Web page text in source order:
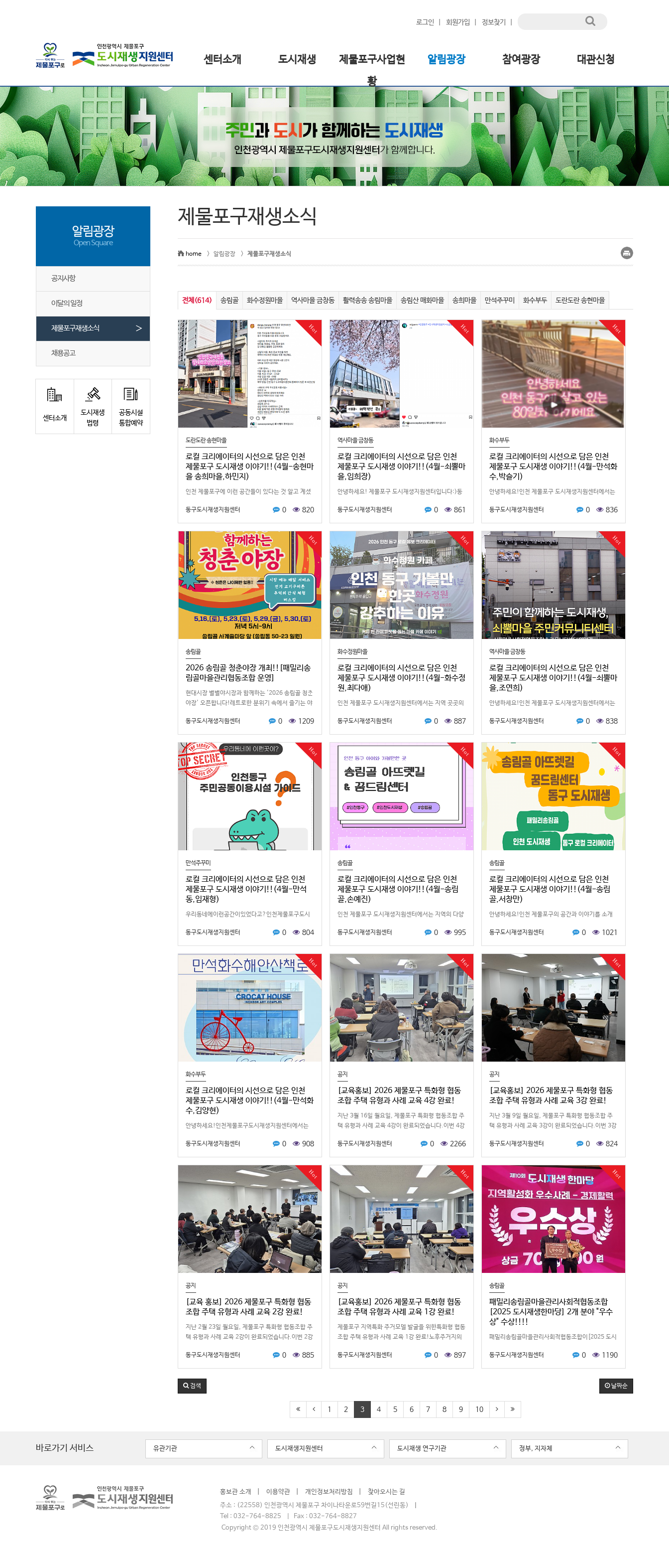
로그인 회원가입 정보찾기
센터소개 도시재생
제물포구사업현
황
알림광장 참여광장 대관신청
제물포구재생소식
home > 알림광장 > 제물포구재생소식
전체(614) 송림골 화수정원마을 역사마을 금창동 활력송송 송림마을 송림산 매화마을 송희마을 만석주꾸미 화수부두 도란도란 송현마을
Hot
도란도란 송현마을
로컬 크리에이터의 시선으로 담은 인천
제물포구 도시재생 이야기!!(4월-송현마
을 송희마을,하민지)
인천 제물포구에 이런 공간들이 있다는 것 알고 계셨
무료로 이용할 수 있는주민공동이용시설 3곳을 방문
하고 직접 소개하는 영상을 제작…
동구도시재생지원센터 0 820
Hot
역사마을 금창동
로컬 크리에이터의 시선으로 담은 인천
제물포구 도시재생 이야기!!(4월-쇠뿔마
을,임희장)
안녕하세요! 제물포구 도시재생지원센터입니다:)동
가 쇠뿔마을사회적협동조합과 주민커뮤니티센터를
직접 방문하고 소개해드립니다~!1. 쇠뿔마…
동구도시재생지원센터 0 861
Hot
화수부두
로컬 크리에이터의 시선으로 담은 인천
제물포구 도시재생 이야기!!(4월-만석화
수,박슬기)
안녕하세요!인천 제물포구 도시재생지원센터에서는
위해‘로컬 홍보 크리에이터’ 활동을 운영하고 있습니
다^^*박슬기 로컬 크리에이터가 만…
동구도시재생지원센터 0 836
Hot
송림골
2026 송림골 청춘야장 개최!![패밀리송
림골마을관리협동조합 운영]
현대시장 별별야시장과 함께하는 '2026 송림골 청춘
야장' 오픈합니다!레트로한 분위기 속에서 즐기는 야
장육성사업과 연계한 도시재생 …
동구도시재생지원센터 0 1209
Hot
화수정원마을
로컬 크리에이터의 시선으로 담은 인천
제물포구 도시재생 이야기!!(4월-화수정
원,최다애)
인천 제물포구 도시재생지원센터에서는 지역 곳곳의
리에이터들과 다양한 콘텐츠를 제작하고 있습니다!
안녕하세요, 오늘은 최다애 크리에이터…
동구도시재생지원센터 0 887
Hot
역사마을 금창동
로컬 크리에이터의 시선으로 담은 인천
제물포구 도시재생 이야기!!(4월-쇠뿔마
을,조연희)
안녕하세요!인천 제물포구 도시재생지원센터에서는
하는 ‘제물포구 로컬 홍보 크리에이터’를 운영하고 있
습니다✨이번에는 로컬크리에이터 조…
동구도시재생지원센터 0 838
Hot
만석주꾸미
로컬 크리에이터의 시선으로 담은 인천
제물포구 도시재생 이야기!!(4월-만석
동,임재형)
우리동네에이런공간이있었다고?인천제물포구도시
효과적으로알리기위해‘제물포구로컬크리에이터’를
운영하고있습니다이번에는 로컬크리에이터 임재형
님이 직…
동구도시재생지원센터 0 804
Hot
송림골
로컬 크리에이터의 시선으로 담은 인천
제물포구 도시재생 이야기!!(4월-송림
골,손예진)
인천 제물포구 도시재생지원센터에서는 지역의 다양
물포구 로컬크리에이터’를 운영하고 있습니다.이번
콘텐츠는 로컬크리에이터 손예진 님이…
동구도시재생지원센터 0 995
Hot
송림골
로컬 크리에이터의 시선으로 담은 인천
제물포구 도시재생 이야기!!(4월-송림
골,서창만)
안녕하세요!인천 제물포구의 공간과 이야기를 소개
의 다양한 공간과 이야기를주민의 시선으로 알리기
위해 ‘제물포구 로컬크리에이터’를 운영…
동구도시재생지원센터 0 1021
Hot
화수부두
로컬 크리에이터의 시선으로 담은 인천
제물포구 도시재생 이야기!!(4월-만석화
수,김양현)
안녕하세요!인천제물포구도시재생지원센터에서는
소개하기위해「2026인천제물포구로컬홍보크리에이
터」활동을운영하고있습니다.이번4월에는로컬홍보
크리에이터…
동구도시재생지원센터 0 908
Hot
공지
[교육홍보] 2026 제물포구 특화형 협동
조합 주택 유형과 사례 교육 4강 완료!
지난 3월 16일 월요일, 제물포구 특화형 협동조합 주
택 유형과 사례 교육 4강이 완료되었습니다.이번 4강
니버설주택협동조합에서 …
동구도시재생지원센터 0 2266
Hot
공지
[교육홍보] 2026 제물포구 특화형 협동
조합 주택 유형과 사례 교육 3강 완료!
지난 3 월 9일 월요일, 제물포구 특화형 협동조합 주
택 유형과 사례 교육 3강이 완료되었습니다.이번 3강
이주택협동조합에서 진행…
동구도시재생지원센터 0 824
Hot
공지
[교육 홍보] 2026 제물포구 특화형 협동
조합 주택 유형과 사례 교육 2강 완료!
지난 2월 23일 월요일, 제물포구 특화형 협동조합 주
택 유형과 사례 교육 2강이 완료되었습니다.이번 2강
회적협동조합에서 진행…
동구도시재생지원센터 0 885
Hot
공지
[교육홍보] 2026 제물포구 특화형 협동
조합 주택 유형과 사례 교육 1강 완료!
제물포구 지역특화 주거모델 발굴을 위한특화형 협동
조합 주택 유형과 사례 교육 1강 완료!​노후주거지의
과 실천가능성을 살펴보고,향…
동구도시재생지원센터 0 897
Hot
송림골
패밀리송림골마을관리사회적협동조합
[2025 도시재생한마당] 2개 분야 "우수
상" 수상!!!!
패밀리송림골마을관리사회적협동조합이[2025 도시
을관리사회적협동조합'2개 부문의 '우수상'을 수상
하는 쾌거를 거뒀습니다!!!!!조…
동구도시재생지원센터 0 1190
날짜순
검색
1 2 3 4 5 6 7 8 9 10
알림광장
Open Square
공지사항
이달의 일정
제물포구재생소식 ＞
채용공고
센터소개
도시재생
법령
공동시설
통합예약
바로가기 서비스 유관기관 도시재생지원센터 도시재생 연구기관 정부, 지자체
홍보관 소개 이용약관 개인정보처리방침
찾아오시는 길
주소 : (22558) 인천광역시 제물포구 차이나타운로59번길15(선린동)
Tel : 032-764-8825 | Fax : 032-764-8827
Copyright © 2019 인천광역시 제물포구도시재생지원센터 All rights reserved.